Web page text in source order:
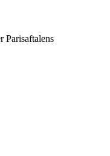
Parisaftalens